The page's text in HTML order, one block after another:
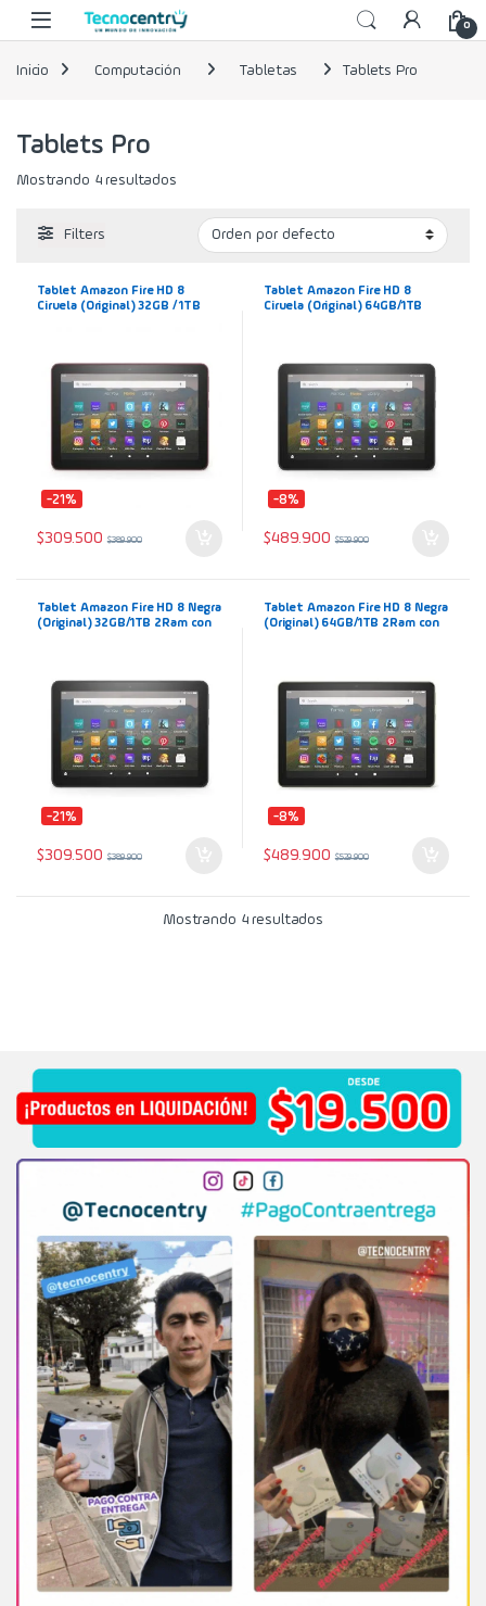
Skip to navigation
Skip to content
0
Inicio Computación Tabletas Tablets Pro
Tablets Pro
Mostrando 4 resultados
Filters
Tablet Amazon Fire HD 8
Ciruela (Original) 32GB / 1TB
-21%
$309.500 $389.900
Tablet Amazon Fire HD 8
Ciruela (Original) 64GB/1TB
-8%
$489.900 $529.900
Tablet Amazon Fire HD 8 Negra
(Original) 32GB/1TB 2Ram con
-21%
$309.500 $389.900
Tablet Amazon Fire HD 8 Negra
(Original) 64GB/1TB 2Ram con
-8%
$489.900 $529.900
Mostrando 4 resultados